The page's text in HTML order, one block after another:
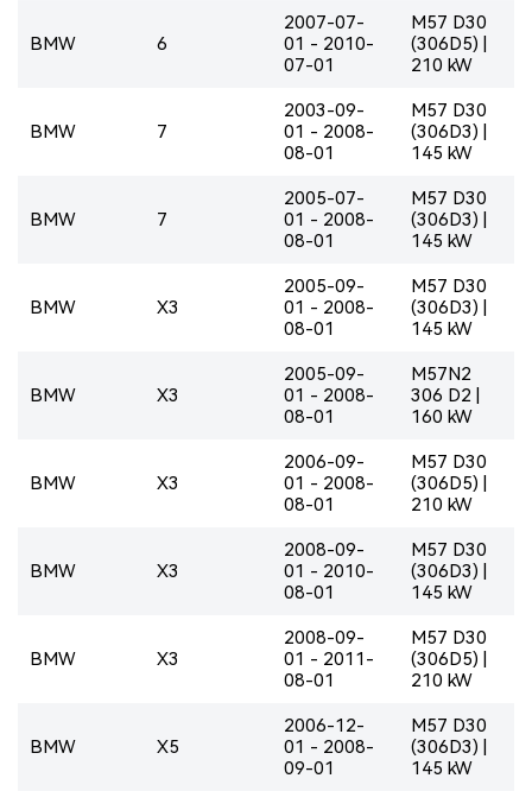
BMW 6
2007-07-
01 - 2010-
07-01
M57 D30
(306D5) |
210 kW
BMW 7
2003-09-
01 - 2008-
08-01
M57 D30
(306D3) |
145 kW
BMW 7
2005-07-
01 - 2008-
08-01
M57 D30
(306D3) |
145 kW
BMW X3
2005-09-
01 - 2008-
08-01
M57 D30
(306D3) |
145 kW
BMW X3
2005-09-
01 - 2008-
08-01
M57N2
306 D2 |
160 kW
BMW X3
2006-09-
01 - 2008-
08-01
M57 D30
(306D5) |
210 kW
BMW X3
2008-09-
01 - 2010-
08-01
M57 D30
(306D3) |
145 kW
BMW X3
2008-09-
01 - 2011-
08-01
M57 D30
(306D5) |
210 kW
BMW X5
2006-12-
01 - 2008-
09-01
M57 D30
(306D3) |
145 kW